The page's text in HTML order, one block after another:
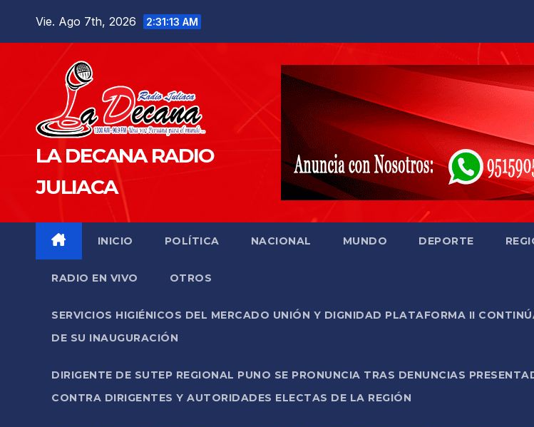
Vie. Ago 7th, 2026 2:31:14 AM
LA DECANA RADIO
JULIACA
INICIO POLÍTICA NACIONAL MUNDO DEPORTE
RADIO EN VIVO OTROS
SERVICIOS HIGIÉNICOS DEL MERCADO UNIÓN Y DIGNIDAD PLATAFORMA II
DE SU INAUGURACIÓN
DIRIGENTE DE SUTEP REGIONAL PUNO SE PRONUNCIA TRAS DENUNCIAS
CONTRA DIRIGENTES Y AUTORIDADES ELECTAS DE LA REGIÓN